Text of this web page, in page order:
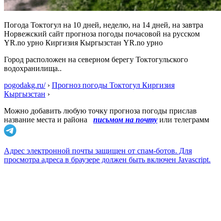
Погода Токтогул на 10 дней, неделю, на 14 дней, на завтра
Норвежский сайт прогноза погоды почасовой на русском
YR.no урно Киргизия Кыргызстан YR.no урно
Город расположен на северном берегу Токтогульского
водохранилища..
pogodakg.ru/› Прогноз погоды Токтогул Киргизия
Кыргызстан ›
Можно добавить любую точку прогноза погоды прислав
название места и района
письмом на почту или телеграмм
Адрес электронной почты защищен от спам-ботов. Для
просмотра адреса в браузере должен быть включен Javascript.